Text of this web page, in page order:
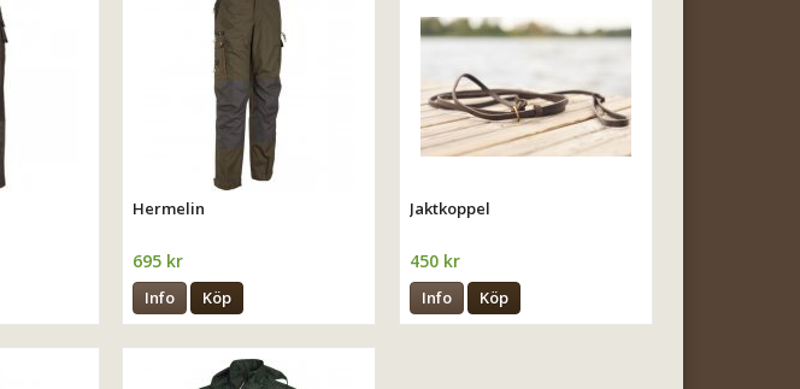
Hermelin
695 kr
Info Köp
Jaktkoppel
450 kr
Info Köp